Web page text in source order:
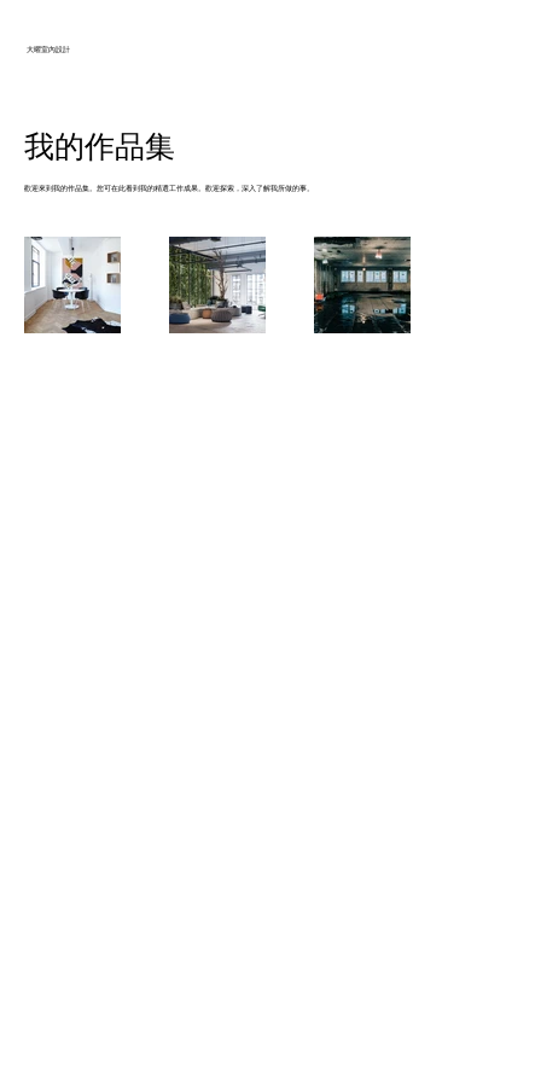
大曜室內設計
我的作品集
歡迎來到我的作品集。您可在此看到我的精選工作成果。歡迎探索，深入了解我所做的事。